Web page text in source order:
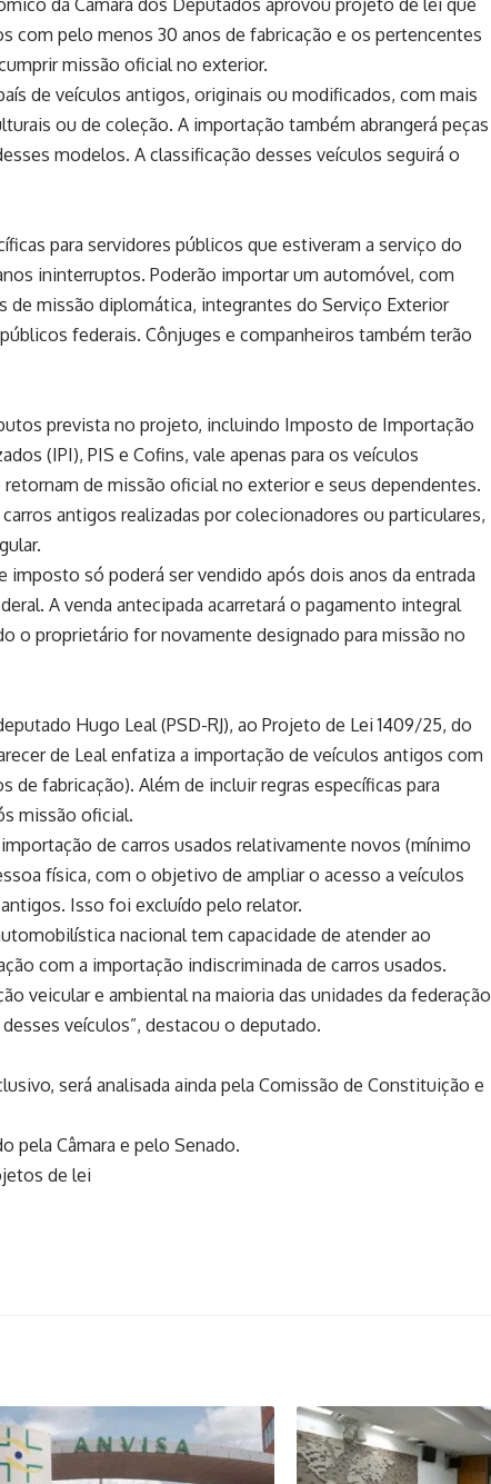
com pelo menos 30 anos de fabricação e os pertencentes
missão oficial no exterior.
de veículos antigos, originais ou modificados, com mais
ou de coleção. A importação também abrangerá peças
modelos. A classificação desses veículos seguirá o
para servidores públicos que estiveram a serviço do
ininterruptos. Poderão importar um automóvel, com
de missão diplomática, integrantes do Serviço Exterior
federais. Cônjuges e companheiros também terão
prevista no projeto, incluindo Imposto de Importação
(IPI), PIS e Cofins, vale apenas para os veículos
de missão oficial no exterior e seus dependentes.
antigos realizadas por colecionadores ou particulares,
só poderá ser vendido após dois anos da entrada
A venda antecipada acarretará o pagamento integral
o proprietário for novamente designado para missão no
Hugo Leal (PSD-RJ), ao Projeto de Lei 1409/25, do
de Leal enfatiza a importação de veículos antigos com
fabricação). Além de incluir regras específicas para
missão oficial.
de carros usados relativamente novos (mínimo
física, com o objetivo de ampliar o acesso a veículos
Isso foi excluído pelo relator.
nacional tem capacidade de atender ao
com a importação indiscriminada de carros usados.
veicular e ambiental na maioria das unidades da federação
veículos”, destacou o deputado.
, será analisada ainda pela Comissão de Constituição e
pela Câmara e pelo Senado.
de lei